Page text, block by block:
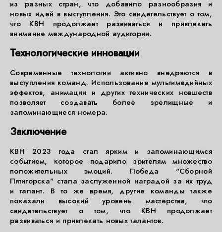
из разных стран, что добавило разнообразия и
новых идей в выступления. Это свидетельствует о том,
что КВН продолжает развиваться и привлекать
внимание международной аудитории.
Технологические инновации
Современные технологии активно внедряются в
выступления команд. Использование мультимедийных
эффектов, анимации и других технических новшеств
позволяет создавать более зрелищные и
запоминающиеся номера.
Заключение
КВН 2023 года стал ярким и запоминающимся
событием, которое подарило зрителям множество
положительных эмоций. Победа "Сборной
Пятигорска" стала заслуженной наградой за их труд
и талант. В то же время, другие команды также
показали высокий уровень мастерства, что
свидетельствует о том, что КВН продолжает
развиваться и привлекать новых талантов.